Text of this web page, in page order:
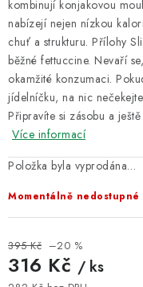
kombinují konjakovou
nabízejí nejen nízkou
chuť a strukturu. Přílohy
běžné fettuccine. Nevaří
okamžité konzumaci.
jídelníčku, na nic
Připravíte si zásobu a
Více informací
Položka byla vyprodána…
Momentálně nedostupné
395 Kč –20 %
316 Kč / ks